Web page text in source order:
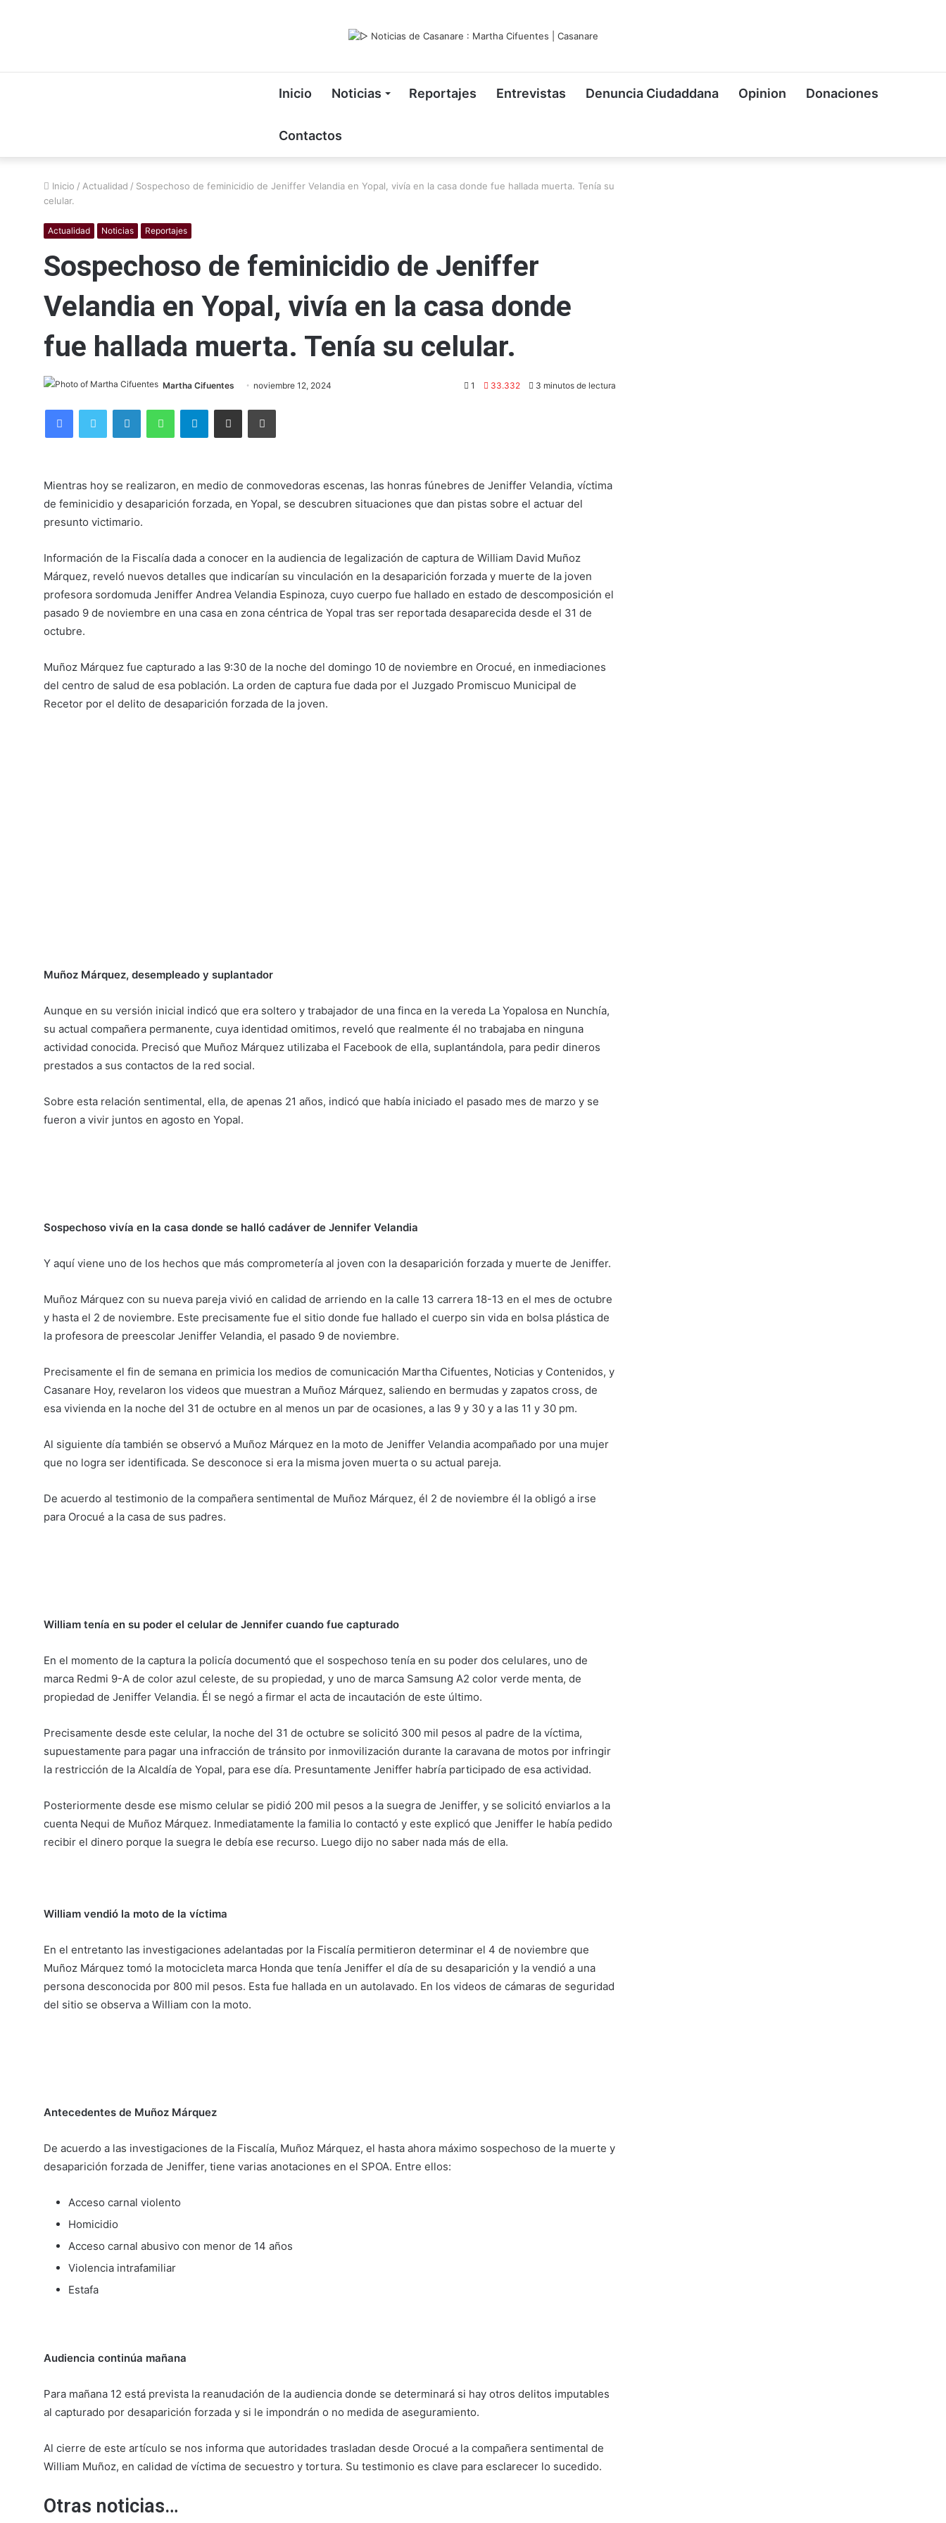
Inicio Noticias Reportajes Entrevistas Denuncia Ciudaddana Opinion Donaciones
Contactos
Inicio / Actualidad / Sospechoso de feminicidio de Jeniffer Velandia en Yopal, vivía en la casa donde fue hallada muerta. Tenía su
celular.
Actualidad Noticias Reportajes
Sospechoso de feminicidio de Jeniffer
Velandia en Yopal, vivía en la casa donde
fue hallada muerta. Tenía su celular.
Martha Cifuentes noviembre 12, 2024 1 33.332 3 minutos de lectura
FacebookTwitter LinkedInWhatsAppTelegramCompartir por correo electrónicoImprimir
Mientras hoy se realizaron, en medio de conmovedoras escenas, las honras fúnebres de Jeniffer Velandia, víctima
de feminicidio y desaparición forzada, en Yopal, se descubren situaciones que dan pistas sobre el actuar del
presunto victimario.
Información de la Fiscalía dada a conocer en la audiencia de legalización de captura de William David Muñoz
Márquez, reveló nuevos detalles que indicarían su vinculación en la desaparición forzada y muerte de la joven
profesora sordomuda Jeniffer Andrea Velandia Espinoza, cuyo cuerpo fue hallado en estado de descomposición el
pasado 9 de noviembre en una casa en zona céntrica de Yopal tras ser reportada desaparecida desde el 31 de
octubre.
Muñoz Márquez fue capturado a las 9:30 de la noche del domingo 10 de noviembre en Orocué, en inmediaciones
del centro de salud de esa población. La orden de captura fue dada por el Juzgado Promiscuo Municipal de
Recetor por el delito de desaparición forzada de la joven.
Muñoz Márquez, desempleado y suplantador
Aunque en su versión inicial indicó que era soltero y trabajador de una finca en la vereda La Yopalosa en Nunchía,
su actual compañera permanente, cuya identidad omitimos, reveló que realmente él no trabajaba en ninguna
actividad conocida. Precisó que Muñoz Márquez utilizaba el Facebook de ella, suplantándola, para pedir dineros
prestados a sus contactos de la red social.
Sobre esta relación sentimental, ella, de apenas 21 años, indicó que había iniciado el pasado mes de marzo y se
fueron a vivir juntos en agosto en Yopal.
Sospechoso vivía en la casa donde se halló cadáver de Jennifer Velandia
Y aquí viene uno de los hechos que más comprometería al joven con la desaparición forzada y muerte de Jeniffer.
Muñoz Márquez con su nueva pareja vivió en calidad de arriendo en la calle 13 carrera 18-13 en el mes de octubre
y hasta el 2 de noviembre. Este precisamente fue el sitio donde fue hallado el cuerpo sin vida en bolsa plástica de
la profesora de preescolar Jeniffer Velandia, el pasado 9 de noviembre.
Precisamente el fin de semana en primicia los medios de comunicación Martha Cifuentes, Noticias y Contenidos, y
Casanare Hoy, revelaron los videos que muestran a Muñoz Márquez, saliendo en bermudas y zapatos cross, de
esa vivienda en la noche del 31 de octubre en al menos un par de ocasiones, a las 9 y 30 y a las 11 y 30 pm.
Al siguiente día también se observó a Muñoz Márquez en la moto de Jeniffer Velandia acompañado por una mujer
que no logra ser identificada. Se desconoce si era la misma joven muerta o su actual pareja.
De acuerdo al testimonio de la compañera sentimental de Muñoz Márquez, él 2 de noviembre él la obligó a irse
para Orocué a la casa de sus padres.
William tenía en su poder el celular de Jennifer cuando fue capturado
En el momento de la captura la policía documentó que el sospechoso tenía en su poder dos celulares, uno de
marca Redmi 9-A de color azul celeste, de su propiedad, y uno de marca Samsung A2 color verde menta, de
propiedad de Jeniffer Velandia. Él se negó a firmar el acta de incautación de este último.
Precisamente desde este celular, la noche del 31 de octubre se solicitó 300 mil pesos al padre de la víctima,
supuestamente para pagar una infracción de tránsito por inmovilización durante la caravana de motos por infringir
la restricción de la Alcaldía de Yopal, para ese día. Presuntamente Jeniffer habría participado de esa actividad.
Posteriormente desde ese mismo celular se pidió 200 mil pesos a la suegra de Jeniffer, y se solicitó enviarlos a la
cuenta Nequi de Muñoz Márquez. Inmediatamente la familia lo contactó y este explicó que Jeniffer le había pedido
recibir el dinero porque la suegra le debía ese recurso. Luego dijo no saber nada más de ella.
William vendió la moto de la víctima
En el entretanto las investigaciones adelantadas por la Fiscalía permitieron determinar el 4 de noviembre que
Muñoz Márquez tomó la motocicleta marca Honda que tenía Jeniffer el día de su desaparición y la vendió a una
persona desconocida por 800 mil pesos. Esta fue hallada en un autolavado. En los videos de cámaras de seguridad
del sitio se observa a William con la moto.
Antecedentes de Muñoz Márquez
De acuerdo a las investigaciones de la Fiscalía, Muñoz Márquez, el hasta ahora máximo sospechoso de la muerte y
desaparición forzada de Jeniffer, tiene varias anotaciones en el SPOA. Entre ellos:
Acceso carnal violento
Homicidio
Acceso carnal abusivo con menor de 14 años
Violencia intrafamiliar
Estafa
Audiencia continúa mañana
Para mañana 12 está prevista la reanudación de la audiencia donde se determinará si hay otros delitos imputables
al capturado por desaparición forzada y si le impondrán o no medida de aseguramiento.
Al cierre de este artículo se nos informa que autoridades trasladan desde Orocué a la compañera sentimental de
William Muñoz, en calidad de víctima de secuestro y tortura. Su testimonio es clave para esclarecer lo sucedido.
Otras noticias…